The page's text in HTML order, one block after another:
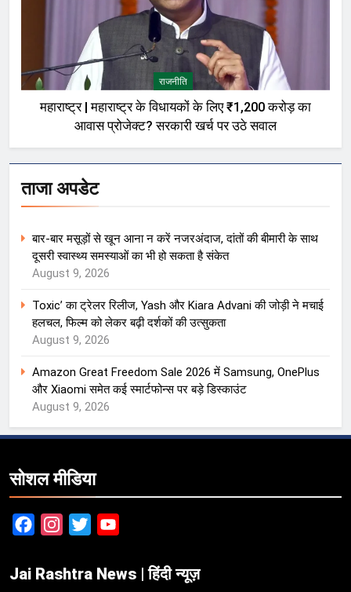
राजनीति
महाराष्ट्र | महाराष्ट्र के विधायकों के लिए ₹1,200 करोड़ का
आवास प्रोजेक्ट? सरकारी खर्च पर उठे सवाल
ताजा अपडेट
बार-बार मसूड़ों से खून आना न करें नजरअंदाज, दांतों की बीमारी के साथ
दूसरी स्वास्थ्य समस्याओं का भी हो सकता है संकेत
August 9, 2026
Toxic’ का ट्रेलर रिलीज, Yash और Kiara Advani की जोड़ी ने मचाई
हलचल, फिल्म को लेकर बढ़ी दर्शकों की उत्सुकता
August 9, 2026
Amazon Great Freedom Sale 2026 में Samsung, OnePlus
और Xiaomi समेत कई स्मार्टफोन्स पर बड़े डिस्काउंट
August 9, 2026
सोशल मीडिया
FacebookInstagram
Twitter
Jai Rashtra News | हिंदी न्यूज़